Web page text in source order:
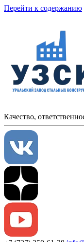
Перейти к содержанию
Качество,